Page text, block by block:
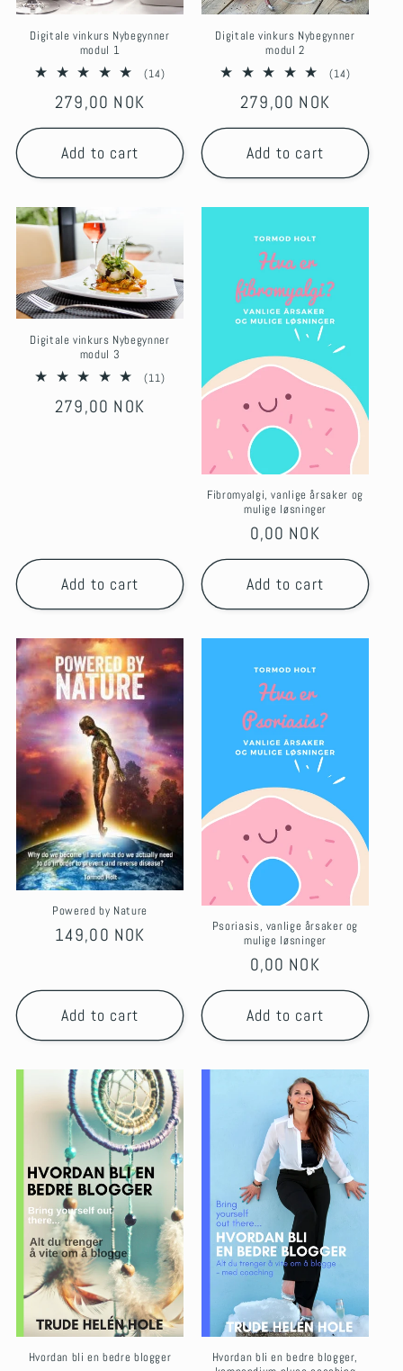
Digitale vinkurs Nybegynner
modul 1
(14)14
Regular
price
279,00 NOK
Add to cart
Digitale vinkurs Nybegynner
modul 2
(14)14
Regular
price
279,00 NOK
Add to cart
Digitale vinkurs Nybegynner
modul 3
(11)11
Regular
279,00 NOK
Add to cart
Fibromyalgi, vanlige årsaker og
mulige løsninger
Regular
price
0,00 NOK
Add to cart
Powered by Nature
Regular
149,00 NOK
Add to cart
Psoriasis, vanlige årsaker og
mulige løsninger
Regular
price
0,00 NOK
Add to cart
Hvordan bli en bedre blogger
Hvordan bli en bedre blogger,